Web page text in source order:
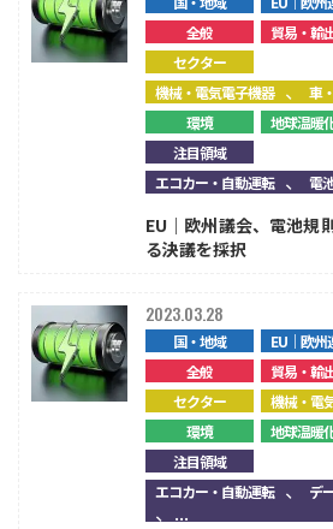
全般
貿易・輸
セクター
機械・電気電子機器 、車
環境
地球温暖
注目領域
エコカー・自動運転 、電
EU｜欧州議会、電池規
る決議を採択
国・地域
EU｜欧州
全般
貿易・輸
セクター
機械・電
環境
地球温暖
注目領域
エコカー・自動運転 、デ
、...
2023.03.28